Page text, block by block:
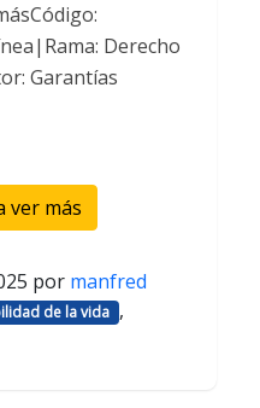
Derecho
Garantías
ver más
por manfred
de la vida ,